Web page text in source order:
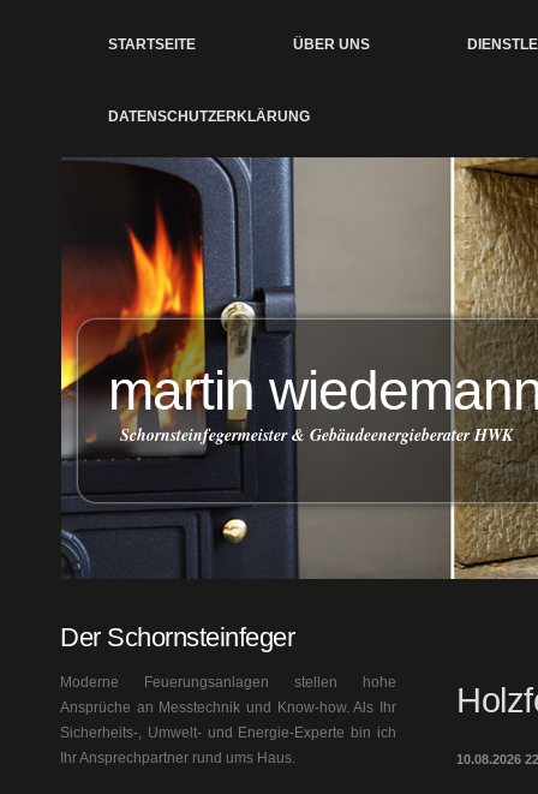
STARTSEITE ÜBER UNS
DATENSCHUTZERKLÄRUNG
martin
Schornsteinfegermeister & Gebäudeenergieberater HWK
10.08.2026
Der Schornsteinfeger
Moderne Feuerungsanlagen stellen hohe
Ansprüche an Messtechnik und Know-how. Als Ihr
Sicherheits-, Umwelt- und Energie-Experte bin ich
Ihr Ansprechpartner rund ums Haus.